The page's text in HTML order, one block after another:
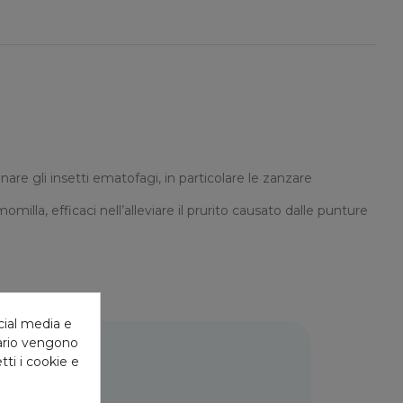
gli insetti ematofagi, in particolare le zanzare
efficaci nell’alleviare il prurito causato dalle punture
media e
vengono
i cookie e